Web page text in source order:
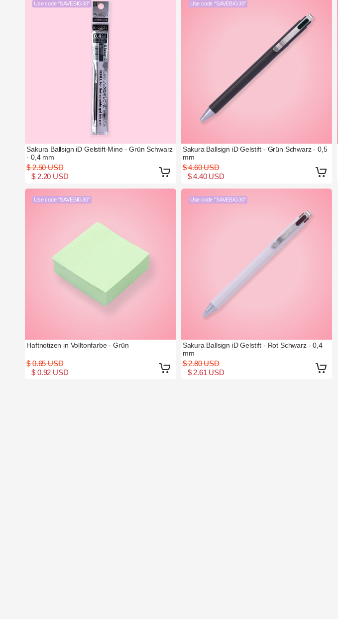
Use code "SAVEBIG30"
Sakura Ballsign iD Gelstift-Mine - Grün Schwarz
- 0,4 mm
$ 2.50 USD
$ 2.20 USD
Use code "SAVEBIG30"
Sakura Ballsign iD Gelstift - Grün Schwarz - 0,5
mm
$ 4.60 USD
$ 4.40 USD
Use code "SAVEBIG30"
Haftnotizen in Volltonfarbe - Grün
$ 0.65 USD
$ 0.92 USD
Use code "SAVEBIG30"
Sakura Ballsign iD Gelstift - Rot Schwarz - 0,4
mm
$ 2.80 USD
$ 2.61 USD